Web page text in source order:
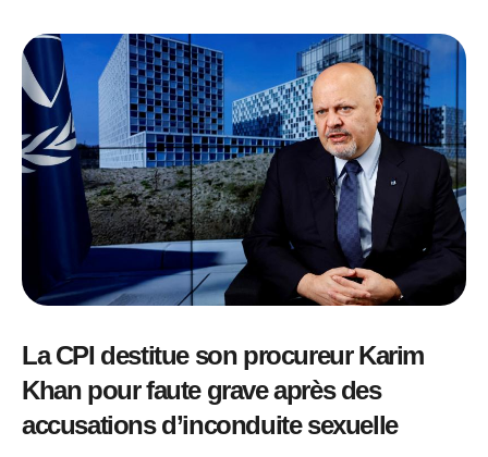
La CPI destitue son procureur Karim
Khan pour faute grave après des
accusations d’inconduite sexuelle